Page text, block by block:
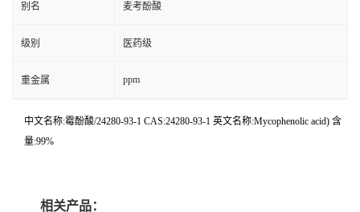
别名 麦考酚酸
级别 医药级
重金属 ppm
中文名称:霉酚酸/24280-93-1 CAS:24280-93-1 英文名称:Mycophenolic acid) 含
量:99%
相关产品：